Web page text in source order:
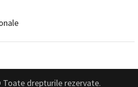
drepturile rezervate.